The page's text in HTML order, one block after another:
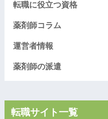
転職に役立つ資格
薬剤師コラム
運営者情報
薬剤師の派遣
転職サイト一覧